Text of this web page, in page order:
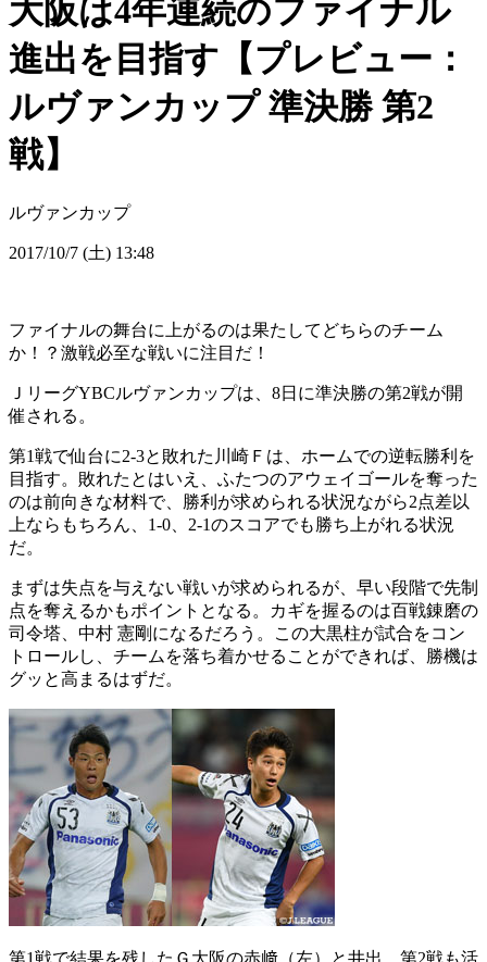
大阪は4年連続のファイナル
進出を目指す【プレビュー：
ルヴァンカップ 準決勝 第2
戦】
ルヴァンカップ
2017/10/7 (土) 13:48
ファイナルの舞台に上がるのは果たしてどちらのチーム
か！？激戦必至な戦いに注目だ！
ＪリーグYBCルヴァンカップは、8日に準決勝の第2戦が開
催される。
第1戦で仙台に2-3と敗れた川崎Ｆは、ホームでの逆転勝利を
目指す。敗れたとはいえ、ふたつのアウェイゴールを奪った
のは前向きな材料で、勝利が求められる状況ながら2点差以
上ならもちろん、1-0、2-1のスコアでも勝ち上がれる状況
だ。
まずは失点を与えない戦いが求められるが、早い段階で先制
点を奪えるかもポイントとなる。カギを握るのは百戦錬磨の
司令塔、中村 憲剛になるだろう。この大黒柱が試合をコン
トロールし、チームを落ち着かせることができれば、勝機は
グッと高まるはずだ。